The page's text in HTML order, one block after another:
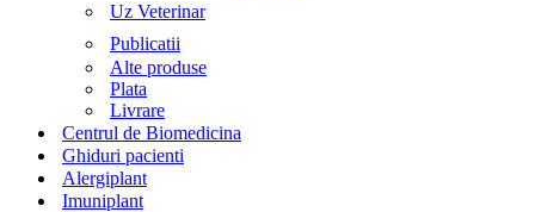
Uz Veterinar
Publicatii
Alte produse
Plata
Livrare
Centrul de Biomedicina
Ghiduri pacienti
Alergiplant
Imuniplant